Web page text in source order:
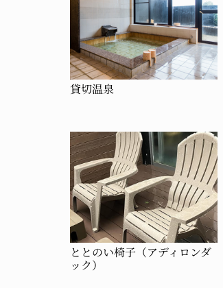
貸切温泉
ととのい椅子（アディロンダ
ック）